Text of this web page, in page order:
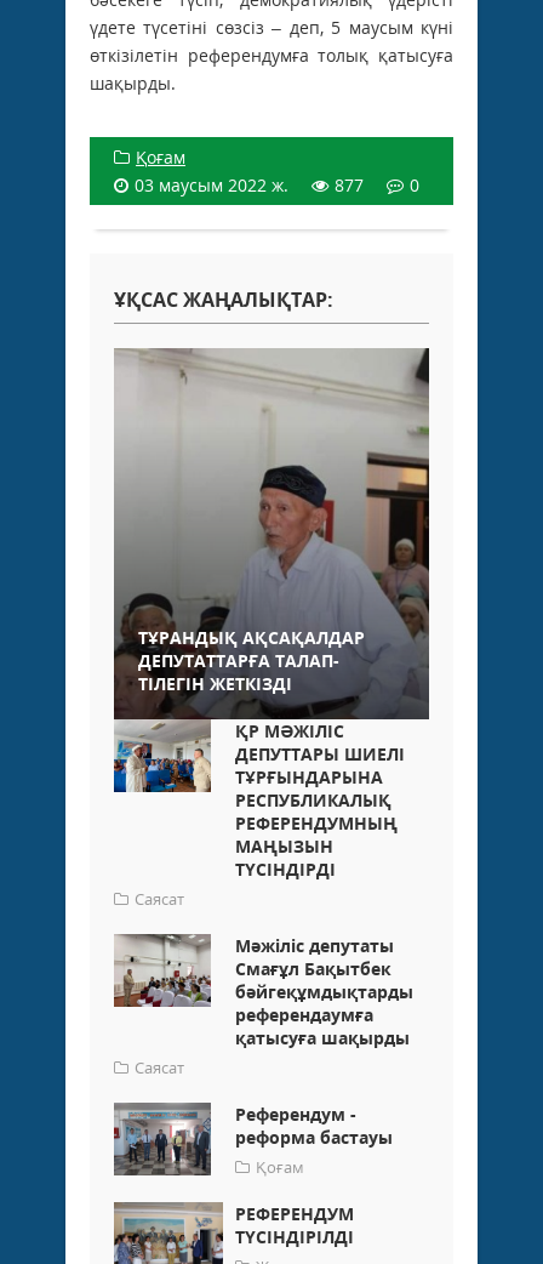
үдете түсетіні сөзсіз – деп, 5 маусым күні
өткізілетін референдумға толық қатысуға
шақырды.
Қоғам
03 маусым 2022 ж.
877 0
ҰҚСАС ЖАҢАЛЫҚТАР:
ТҰРАНДЫҚ АҚСАҚАЛДАР
ДЕПУТАТТАРҒА ТАЛАП-
ТІЛЕГІН ЖЕТКІЗДІ
ҚР МӘЖІЛІС
ДЕПУТТАРЫ ШИЕЛІ
ТҰРҒЫНДАРЫНА
РЕСПУБЛИКАЛЫҚ
РЕФЕРЕНДУМНЫҢ
МАҢЫЗЫН
ТҮСІНДІРДІ
Саясат
Мәжіліс депутаты
Смағұл Бақытбек
бәйгеқұмдықтарды
референдаумға
қатысуға шақырды
Саясат
Референдум -
реформа бастауы
Қоғам
РЕФЕРЕНДУМ
ТҮСІНДІРІЛДІ